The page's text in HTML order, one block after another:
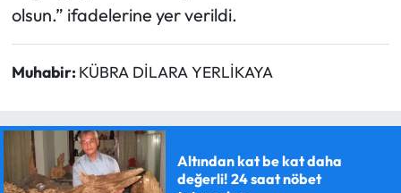
olsun.” ifadelerine yer verildi.
Muhabir: KÜBRA DİLARA YERLİKAYA
Altından kat be kat daha
değerli! 24 saat nöbet